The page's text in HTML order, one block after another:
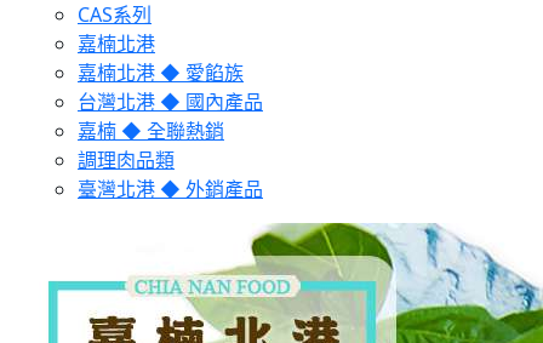
CAS系列
嘉楠北港
嘉楠北港 ◆ 愛餡族
台灣北港 ◆ 國內產品
嘉楠 ◆ 全聯熱銷
調理肉品類
臺灣北港 ◆ 外銷產品